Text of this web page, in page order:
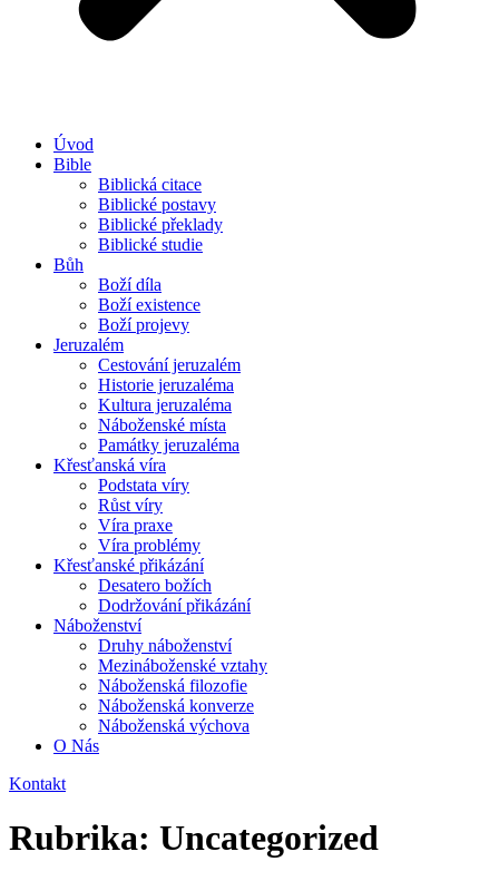
Úvod
Bible
Biblická citace
Biblické postavy
Biblické překlady
Biblické studie
Bůh
Boží díla
Boží existence
Boží projevy
Jeruzalém
Cestování jeruzalém
Historie jeruzaléma
Kultura jeruzaléma
Náboženské místa
Památky jeruzaléma
Křesťanská víra
Podstata víry
Růst víry
Víra praxe
Víra problémy
Křesťanské přikázání
Desatero božích
Dodržování přikázání
Náboženství
Druhy náboženství
Mezináboženské vztahy
Náboženská filozofie
Náboženská konverze
Náboženská výchova
O Nás
Kontakt
Rubrika: Uncategorized